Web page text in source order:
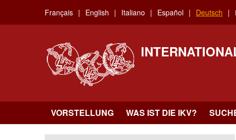
main
Français English Italiano Español Deutsch
VORSTELLUNG WAS IST DIE IKV?